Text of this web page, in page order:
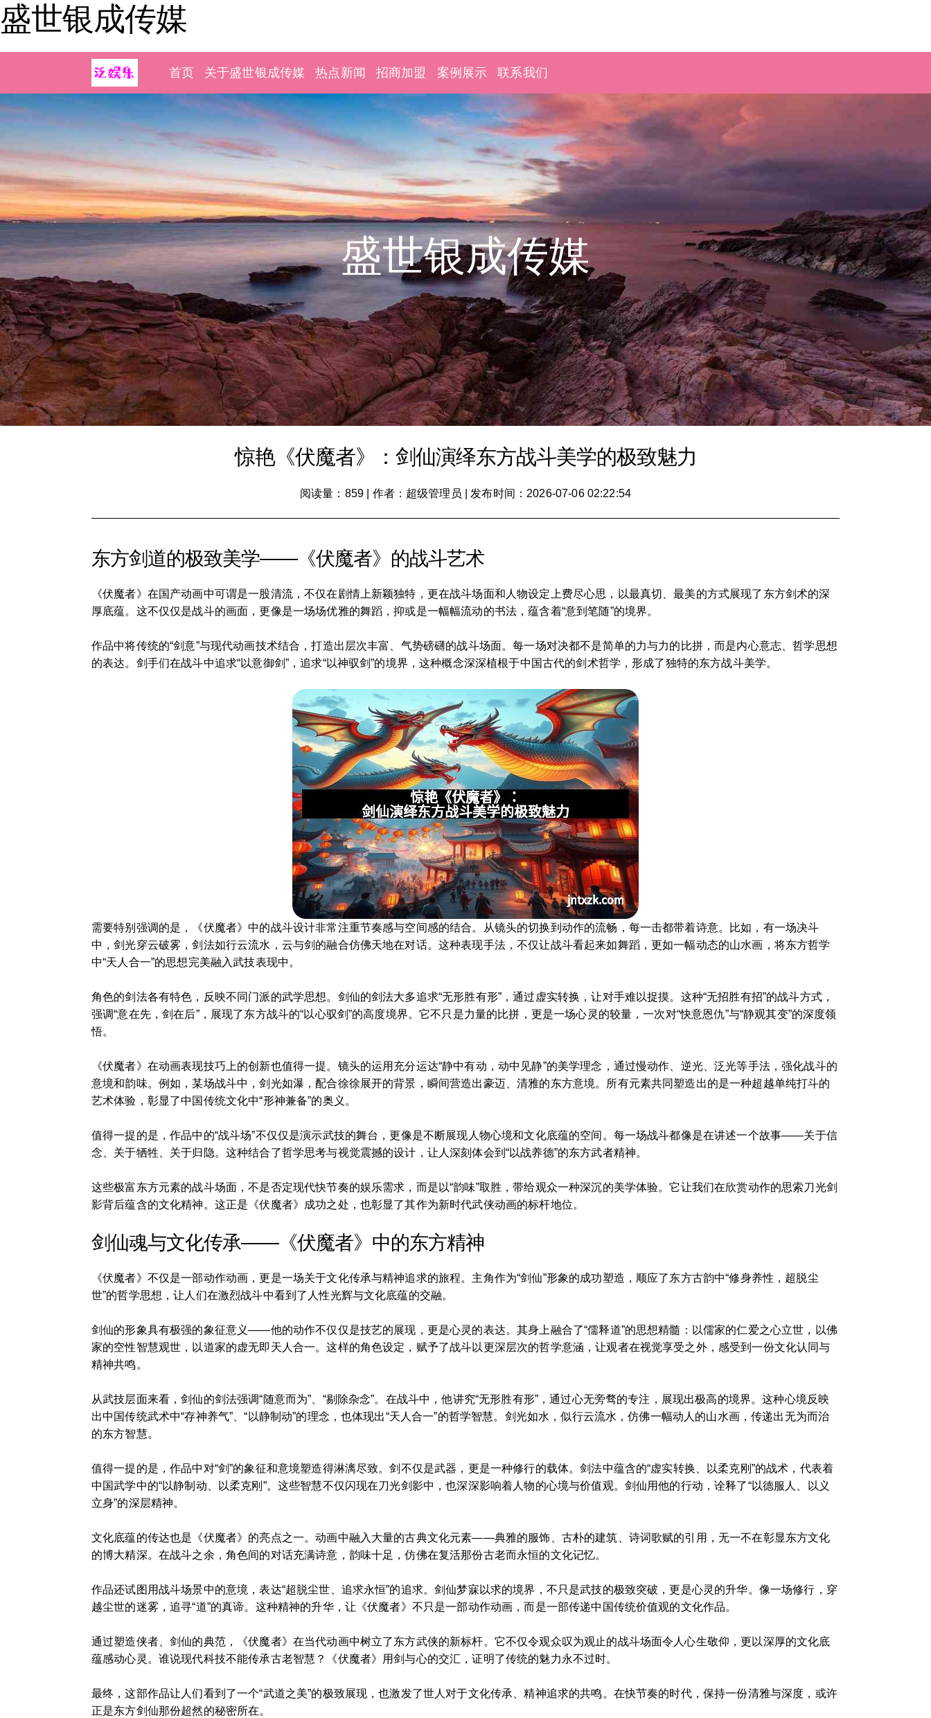
盛世银成传媒
首页 关于盛世银成传媒 热点新闻 招商加盟 案例展示 联系我们
盛世银成传媒
惊艳《伏魔者》：剑仙演绎东方战斗美学的极致魅力
阅读量：859 作者：超级管理员 发布时间：2026-07-06 02:22:54
东方剑道的极致美学——《伏魔者》的战斗艺术
《伏魔者》在国产动画中可谓是一股清流，不仅在剧情上新颖独特，更在战斗场面和人物设定上费尽心思，以最真切、最美的方式展现了东方剑术的深
厚底蕴。这不仅仅是战斗的画面，更像是一场场优雅的舞蹈，抑或是一幅幅流动的书法，蕴含着“意到笔随”的境界。
作品中将传统的“剑意”与现代动画技术结合，打造出层次丰富、气势磅礴的战斗场面。每一场对决都不是简单的力与力的比拼，而是内心意志、哲学思想
的表达。剑手们在战斗中追求“以意御剑”，追求“以神驭剑”的境界，这种概念深深植根于中国古代的剑术哲学，形成了独特的东方战斗美学。
需要特别强调的是，《伏魔者》中的战斗设计非常注重节奏感与空间感的结合。从镜头的切换到动作的流畅，每一击都带着诗意。比如，有一场决斗
中，剑光穿云破雾，剑法如行云流水，云与剑的融合仿佛天地在对话。这种表现手法，不仅让战斗看起来如舞蹈，更如一幅动态的山水画，将东方哲学
中“天人合一”的思想完美融入武技表现中。
角色的剑法各有特色，反映不同门派的武学思想。剑仙的剑法大多追求“无形胜有形”，通过虚实转换，让对手难以捉摸。这种“无招胜有招”的战斗方式，
强调“意在先，剑在后”，展现了东方战斗的“以心驭剑”的高度境界。它不只是力量的比拼，更是一场心灵的较量，一次对“快意恩仇”与“静观其变”的深度领
悟。
《伏魔者》在动画表现技巧上的创新也值得一提。镜头的运用充分运达“静中有动，动中见静”的美学理念，通过慢动作、逆光、泛光等手法，强化战斗的
意境和韵味。例如，某场战斗中，剑光如瀑，配合徐徐展开的背景，瞬间营造出豪迈、清雅的东方意境。所有元素共同塑造出的是一种超越单纯打斗的
艺术体验，彰显了中国传统文化中“形神兼备”的奥义。
值得一提的是，作品中的“战斗场”不仅仅是演示武技的舞台，更像是不断展现人物心境和文化底蕴的空间。每一场战斗都像是在讲述一个故事——关于信
念、关于牺牲、关于归隐。这种结合了哲学思考与视觉震撼的设计，让人深刻体会到“以战养德”的东方武者精神。
这些极富东方元素的战斗场面，不是否定现代快节奏的娱乐需求，而是以“韵味”取胜，带给观众一种深沉的美学体验。它让我们在欣赏动作的思索刀光剑
影背后蕴含的文化精神。这正是《伏魔者》成功之处，也彰显了其作为新时代武侠动画的标杆地位。
剑仙魂与文化传承——《伏魔者》中的东方精神
《伏魔者》不仅是一部动作动画，更是一场关于文化传承与精神追求的旅程。主角作为“剑仙”形象的成功塑造，顺应了东方古韵中“修身养性，超脱尘
世”的哲学思想，让人们在激烈战斗中看到了人性光辉与文化底蕴的交融。
剑仙的形象具有极强的象征意义——他的动作不仅仅是技艺的展现，更是心灵的表达。其身上融合了“儒释道”的思想精髓：以儒家的仁爱之心立世，以佛
家的空性智慧观世，以道家的虚无即天人合一。这样的角色设定，赋予了战斗以更深层次的哲学意涵，让观者在视觉享受之外，感受到一份文化认同与
精神共鸣。
从武技层面来看，剑仙的剑法强调“随意而为”、“剔除杂念”。在战斗中，他讲究“无形胜有形”，通过心无旁骛的专注，展现出极高的境界。这种心境反映
出中国传统武术中“存神养气”、“以静制动”的理念，也体现出“天人合一”的哲学智慧。剑光如水，似行云流水，仿佛一幅动人的山水画，传递出无为而治
的东方智慧。
值得一提的是，作品中对“剑”的象征和意境塑造得淋漓尽致。剑不仅是武器，更是一种修行的载体。剑法中蕴含的“虚实转换、以柔克刚”的战术，代表着
中国武学中的“以静制动、以柔克刚”。这些智慧不仅闪现在刀光剑影中，也深深影响着人物的心境与价值观。剑仙用他的行动，诠释了“以德服人、以义
立身”的深层精神。
文化底蕴的传达也是《伏魔者》的亮点之一。动画中融入大量的古典文化元素——典雅的服饰、古朴的建筑、诗词歌赋的引用，无一不在彰显东方文化
的博大精深。在战斗之余，角色间的对话充满诗意，韵味十足，仿佛在复活那份古老而永恒的文化记忆。
作品还试图用战斗场景中的意境，表达“超脱尘世、追求永恒”的追求。剑仙梦寐以求的境界，不只是武技的极致突破，更是心灵的升华。像一场修行，穿
越尘世的迷雾，追寻“道”的真谛。这种精神的升华，让《伏魔者》不只是一部动作动画，而是一部传递中国传统价值观的文化作品。
通过塑造侠者、剑仙的典范，《伏魔者》在当代动画中树立了东方武侠的新标杆。它不仅令观众叹为观止的战斗场面令人心生敬仰，更以深厚的文化底
蕴感动心灵。谁说现代科技不能传承古老智慧？《伏魔者》用剑与心的交汇，证明了传统的魅力永不过时。
最终，这部作品让人们看到了一个“武道之美”的极致展现，也激发了世人对于文化传承、精神追求的共鸣。在快节奏的时代，保持一份清雅与深度，或许
正是东方剑仙那份超然的秘密所在。